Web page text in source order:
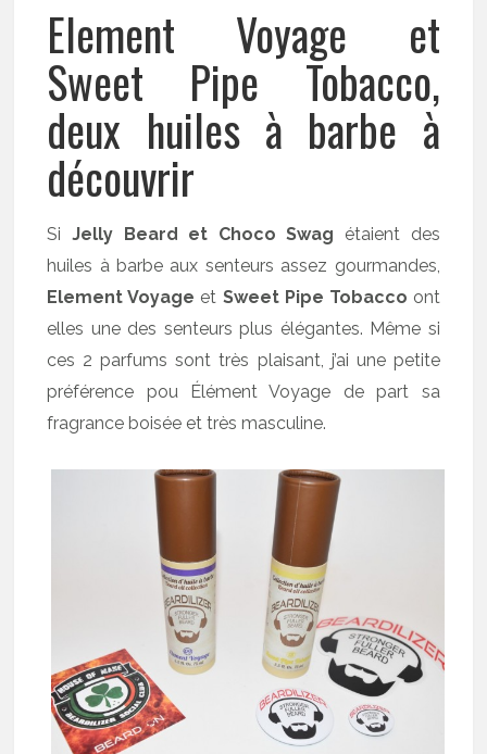
Element Voyage et
Sweet Pipe Tobacco,
deux huiles à barbe à
découvrir
SiJelly Beard et Choco Swag étaient des
huiles à barbe aux senteurs assez gourmandes,
Element Voyage et Sweet Pipe Tobacco ont
elles une des senteurs plus élégantes. Même si
ces 2 parfums sont très plaisant, j’ai une petite
préférence pou Élément Voyage de part sa
fragrance boisée et très masculine.